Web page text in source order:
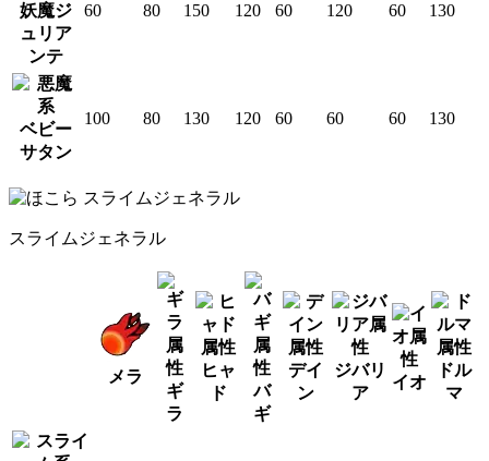
妖魔ジ
ュリア
ンテ
60 80 150 120 60 120 60 130
ベビー
サタン
100 80 130 120 60 60 60 130
スライムジェネラル
メラ
ギ
ラ
ヒャ
ド
バ
ギ
デイ
ン
ジバリ
ア
イオ
ドル
マ